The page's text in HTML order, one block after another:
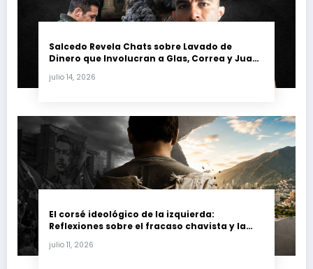
Salcedo Revela Chats sobre Lavado de
Dinero que Involucran a Glas, Correa y Juan
julio 14, 2026
El corsé ideológico de la izquierda:
Reflexiones sobre el fracaso chavista y la
julio 11, 2026